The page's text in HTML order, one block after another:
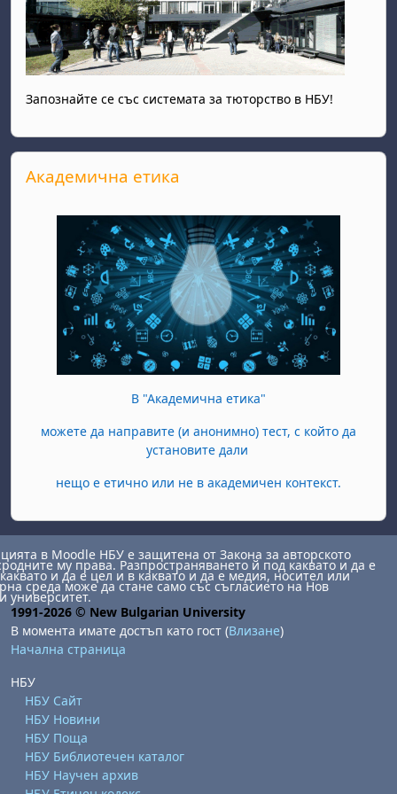
Запознайте се със системата за тюторство в НБУ!
Прескочи Академична етика
Академична етика
В "Академична етика"
можете да направите (и анонимно) тест, с който да
установите дали
нещо е етично или не в академичен контекст.
в Moodle НБУ е защитена от Закона за авторското
му права. Разпространяването й под каквато и да е
и да е цел и в каквато и да е медия, носител или
среда може да стане само със съгласието на Нов
университет.
1991-2026 © New Bulgarian University
В момента имате достъп като гост (Влизане)
Начална страница
НБУ
НБУ Сайт
НБУ Новини
НБУ Поща
НБУ Библиотечен каталог
НБУ Научен архив